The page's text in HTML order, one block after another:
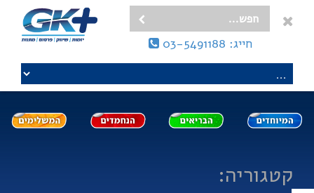
חייג: 03-5491188
קטגוריה: